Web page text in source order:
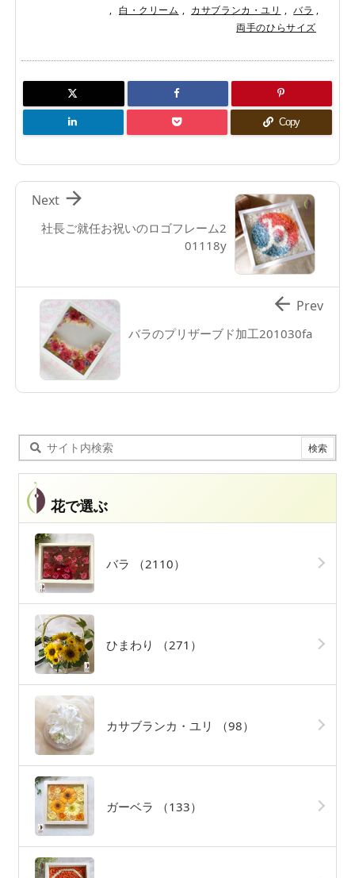
, 白・クリーム , カサブランカ・ユリ , バラ ,
両手のひらサイズ
Copy
社長ご就任お祝いのロゴフレーム2
01118y

Next
バラのプリザーブド加工201030fa
 Prev
花で選ぶ
バラ （2110）
ひまわり （271）
カサブランカ・ユリ （98）
ガーベラ （133）